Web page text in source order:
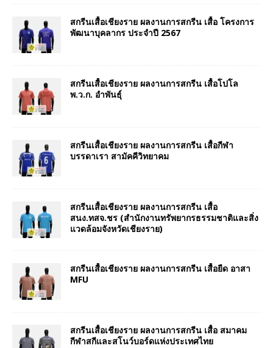
สกรีนเสื้อเชียงราย ผลงานการสกรีน เสื้อ โครงการ
พัฒนาบุคลากร ประจำปี 2567
สกรีนเสื้อเชียงราย ผลงานการสกรีน เสื้อโปโล
พ.ว.ก. อำพันธุ์
สกรีนเสื้อเชียงราย ผลงานการสกรีน เสื้อกีฬา
บรรดาเรา สามัคคีวิทยาคม
สกรีนเสื้อเชียงราย ผลงานการสกรีน เสื้อ
สนง.ทสจ.ชร (สำนักงานทรัพยากรธรรมชาติและสิ่ง
แวดล้อมจังหวัดเชียงราย)
สกรีนเสื้อเชียงราย ผลงานการสกรีน เสื้อยืด อาสา
MFU
สกรีนเสื้อเชียงราย ผลงานการสกรีน เสื้อ สมาคม
กีฬาสกีและสโนว์บอร์ดแห่งประเทศไทย